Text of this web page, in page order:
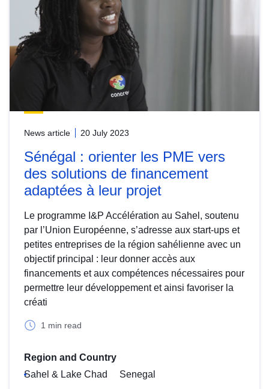
News article 20 July 2023
Sénégal : orienter les PME vers
des solutions de financement
adaptées à leur projet
Le programme I&P Accélération au Sahel, soutenu
par l’Union Européenne, s’adresse aux start-ups et
petites entreprises de la région sahélienne avec un
objectif principal : leur donner accès aux
financements et aux compétences nécessaires pour
permettre leur développement et ainsi favoriser la
créati
1 min read
Region and Country
Sahel & Lake Chad
Senegal